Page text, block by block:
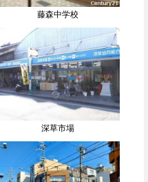
藤森中学校
深草市場